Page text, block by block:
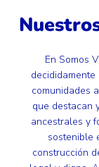
En Somos
comunidades
que destacan
ancestrales y
sostenible
construcción